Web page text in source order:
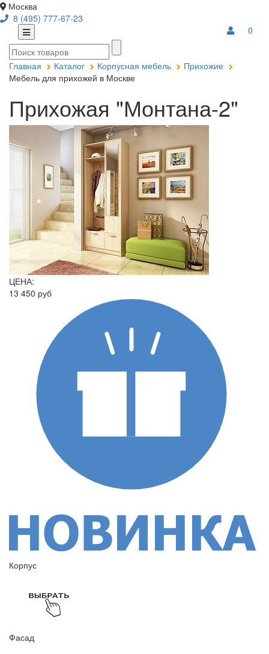
Москва
8 (495) 777-67-23
0
Главная Каталог Корпусная мебель
Прихожие
Мебель для прихожей в Москве
Прихожая "Монтана-2"
ЦЕНА:
13 450 руб
Корпус
Фасад